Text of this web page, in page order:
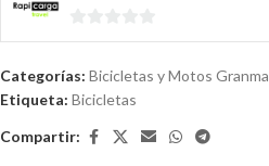
0
Categorías: Bicicletas y Motos Granma
Etiqueta: Bicicletas
Compartir: